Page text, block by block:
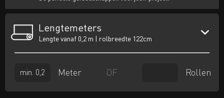
Lengtemeters
Lengte vanaf 0,2 m | rolbreedte 122cm
Meter OF Rollen